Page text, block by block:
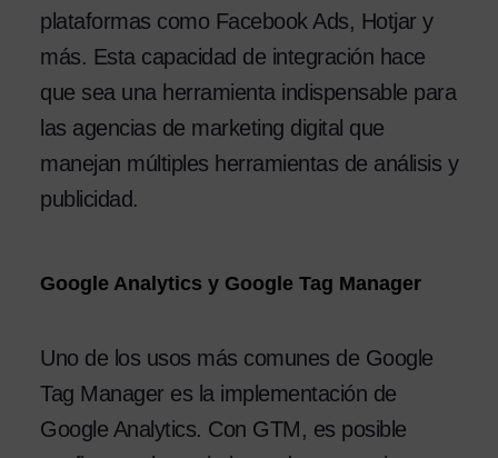
plataformas como Facebook Ads, Hotjar y
más. Esta capacidad de integración hace
que sea una herramienta indispensable para
las agencias de marketing digital que
manejan múltiples herramientas de análisis y
publicidad.
Google Analytics y Google Tag Manager
Uno de los usos más comunes de Google
Tag Manager es la implementación de
Google Analytics. Con GTM, es posible